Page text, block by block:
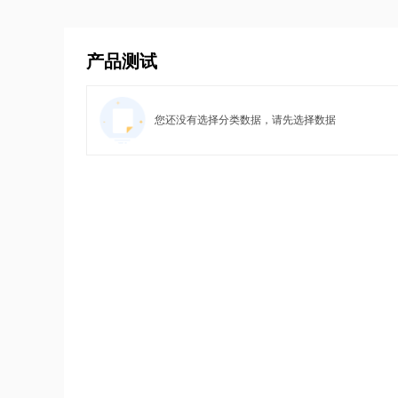
产品测试
您还没有选择分类数据，请先选择数据